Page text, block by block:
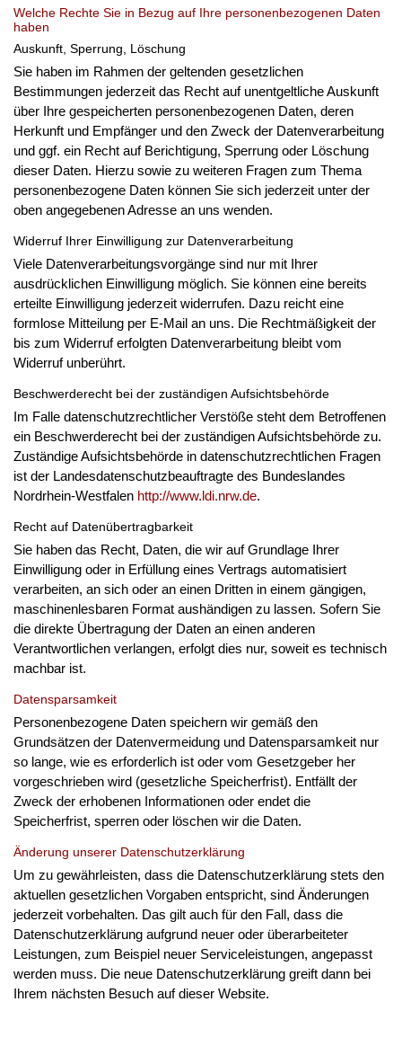
Welche Rechte Sie in Bezug auf Ihre personenbezogenen Daten
haben
Auskunft, Sperrung, Löschung
Sie haben im Rahmen der geltenden gesetzlichen
Bestimmungen jederzeit das Recht auf unentgeltliche Auskunft
über Ihre gespeicherten personenbezogenen Daten, deren
Herkunft und Empfänger und den Zweck der Datenverarbeitung
und ggf. ein Recht auf Berichtigung, Sperrung oder Löschung
dieser Daten. Hierzu sowie zu weiteren Fragen zum Thema
personenbezogene Daten können Sie sich jederzeit unter der
oben angegebenen Adresse an uns wenden.
Widerruf Ihrer Einwilligung zur Datenverarbeitung
Viele Datenverarbeitungsvorgänge sind nur mit Ihrer
ausdrücklichen Einwilligung möglich. Sie können eine bereits
erteilte Einwilligung jederzeit widerrufen. Dazu reicht eine
formlose Mitteilung per E-Mail an uns. Die Rechtmäßigkeit der
bis zum Widerruf erfolgten Datenverarbeitung bleibt vom
Widerruf unberührt.
Beschwerderecht bei der zuständigen Aufsichtsbehörde
Im Falle datenschutzrechtlicher Verstöße steht dem Betroffenen
ein Beschwerderecht bei der zuständigen Aufsichtsbehörde zu.
Zuständige Aufsichtsbehörde in datenschutzrechtlichen Fragen
ist der Landesdatenschutzbeauftragte des Bundeslandes
Nordrhein-Westfalen http://www.ldi.nrw.de.
Recht auf Datenübertragbarkeit
Sie haben das Recht, Daten, die wir auf Grundlage Ihrer
Einwilligung oder in Erfüllung eines Vertrags automatisiert
verarbeiten, an sich oder an einen Dritten in einem gängigen,
maschinenlesbaren Format aushändigen zu lassen. Sofern Sie
die direkte Übertragung der Daten an einen anderen
Verantwortlichen verlangen, erfolgt dies nur, soweit es technisch
machbar ist.
Datensparsamkeit
Personenbezogene Daten speichern wir gemäß den
Grundsätzen der Datenvermeidung und Datensparsamkeit nur
so lange, wie es erforderlich ist oder vom Gesetzgeber her
vorgeschrieben wird (gesetzliche Speicherfrist). Entfällt der
Zweck der erhobenen Informationen oder endet die
Speicherfrist, sperren oder löschen wir die Daten.
Änderung unserer Datenschutzerklärung
Um zu gewährleisten, dass die Datenschutzerklärung stets den
aktuellen gesetzlichen Vorgaben entspricht, sind Änderungen
jederzeit vorbehalten. Das gilt auch für den Fall, dass die
Datenschutzerklärung aufgrund neuer oder überarbeiteter
Leistungen, zum Beispiel neuer Serviceleistungen, angepasst
werden muss. Die neue Datenschutzerklärung greift dann bei
Ihrem nächsten Besuch auf dieser Website.